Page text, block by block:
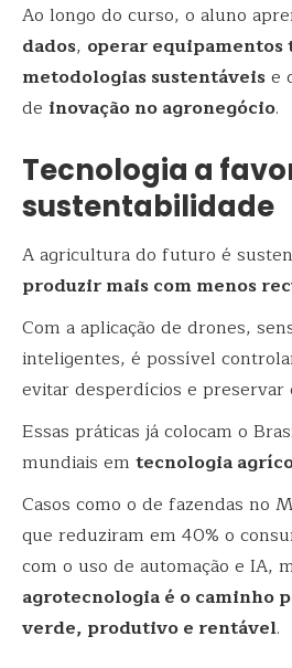
Ao longo do curso, o aluno
dados, operar equipamentos
metodologias sustentáveise
de inovação no agronegócio.
Tecnologia a
sustentabilidade
A agricultura do futuro é
produzir mais com menos
Com a aplicação de drones,
inteligentes, é possível
evitar desperdícios e preservar
Essas práticas já colocam o
mundiais em tecnologia
Casos como o de fazendas no
que reduziram em 40% o
com o uso de automação e IA,
agrotecnologia é o caminho
verde, produtivo e rentável.